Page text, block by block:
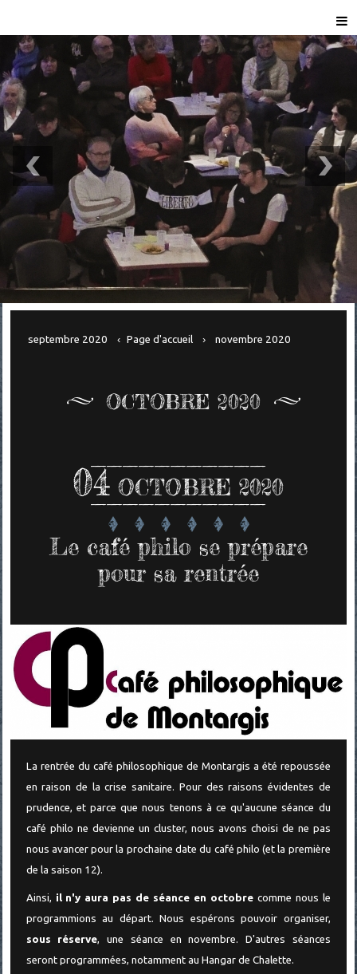
septembre 2020 Page d'accueil novembre 2020
OCTOBRE 2020
04 OCTOBRE 2020
Le café philo se prépare
pour sa rentrée
La rentrée du café philosophique de Montargis a été repoussée
en raison de la crise sanitaire. Pour des raisons évidentes de
prudence, et parce que nous tenons à ce qu'aucune séance du
café philo ne devienne un cluster, nous avons choisi de ne pas
nous avancer pour la prochaine date du café philo (et la première
de la saison 12).
Ainsi, il n'y aura pas de séance en octobrecomme nous le
programmions au départ. Nous espérons pouvoir organiser,
sous réserve, une séance en novembre. D'autres séances
seront programmées, notamment au Hangar de Chalette.